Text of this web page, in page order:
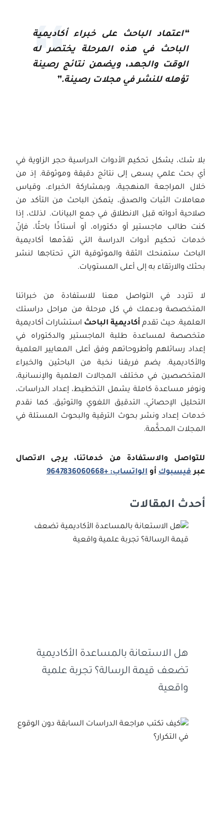
“اعتماد الباحث على خبراء أكاديمية
الباحث في هذه المرحلة يختصر له
الوقت والجهد، ويضمن نتائج رصينة
تؤهله للنشر في مجلات رصينة.”
بلا شك، يشكل تحكيم الأدوات الدراسية حجر الزاوية في
أي بحث علمي يسعى إلى نتائج دقيقة وموثوقة. إذ من
خلال المراجعة المنهجية، وبمشاركة الخبراء، وقياس
معاملات الثبات والصدق، يتمكن الباحث من التأكد من
صلاحية أدواته قبل الانطلاق في جمع البيانات. لذلك، إذا
كنت طالب ماجستير أو دكتوراه، أو أستاذًا باحثًا، فإنّ
خدمات تحكيم أدوات الدراسة التي تقدّمها أكاديمية
الباحث ستمنحك الثقة والموثوقية التي تحتاجها لنشر
بحثك والارتقاء به إلى أعلى المستويات.
لا تتردد في التواصل معنا للاستفادة من خبراتنا
المتخصصة ودعمك في كل مرحلة من مراحل دراستك
العلمية. حيث تقدم أكاديمية الباحث استشارات أكاديمية
متخصصة لمساعدة طلبة الماجستير والدكتوراه في
إعداد رسائلهم وأطروحاتهم وفق أعلى المعايير العلمية
والأكاديمية. يضم فريقنا نخبة من الباحثين والخبراء
المتخصصين في مختلف المجالات العلمية والإنسانية،
ونوفر مساعدة كاملة يشمل التخطيط، إعداد الدراسات،
التحليل الإحصائي، التدقيق اللغوي والتوثيق. كما نقدم
خدمات إعداد ونشر بحوث الترقية والبحوث المستلة في
المجلات المحكَّمة.
للتواصل والاستفادة من خدماتنا، يرجى الاتصال
عبرفيسبوك أو الواتساب: +9647836060668
أحدث المقالات
هل الاستعانة بالمساعدة الأكاديمية
تضعف قيمة الرسالة؟ تجربة علمية
واقعية